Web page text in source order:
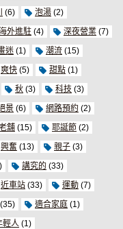
(6) 泡湯 (2)
外進駐 (4) 深夜營業 (7)
迷 (1) 潮流 (15)
爽快 (5) 甜點 (1)
秋 (3) 科技 (3)
景 (6) 網路預約 (2)
舖 (15) 耶誕節 (2)
興奮 (13) 親子 (3)
講究的 (33)
近車站 (33) 運動 (7)
(35) 適合家庭 (1)
輕人 (1)